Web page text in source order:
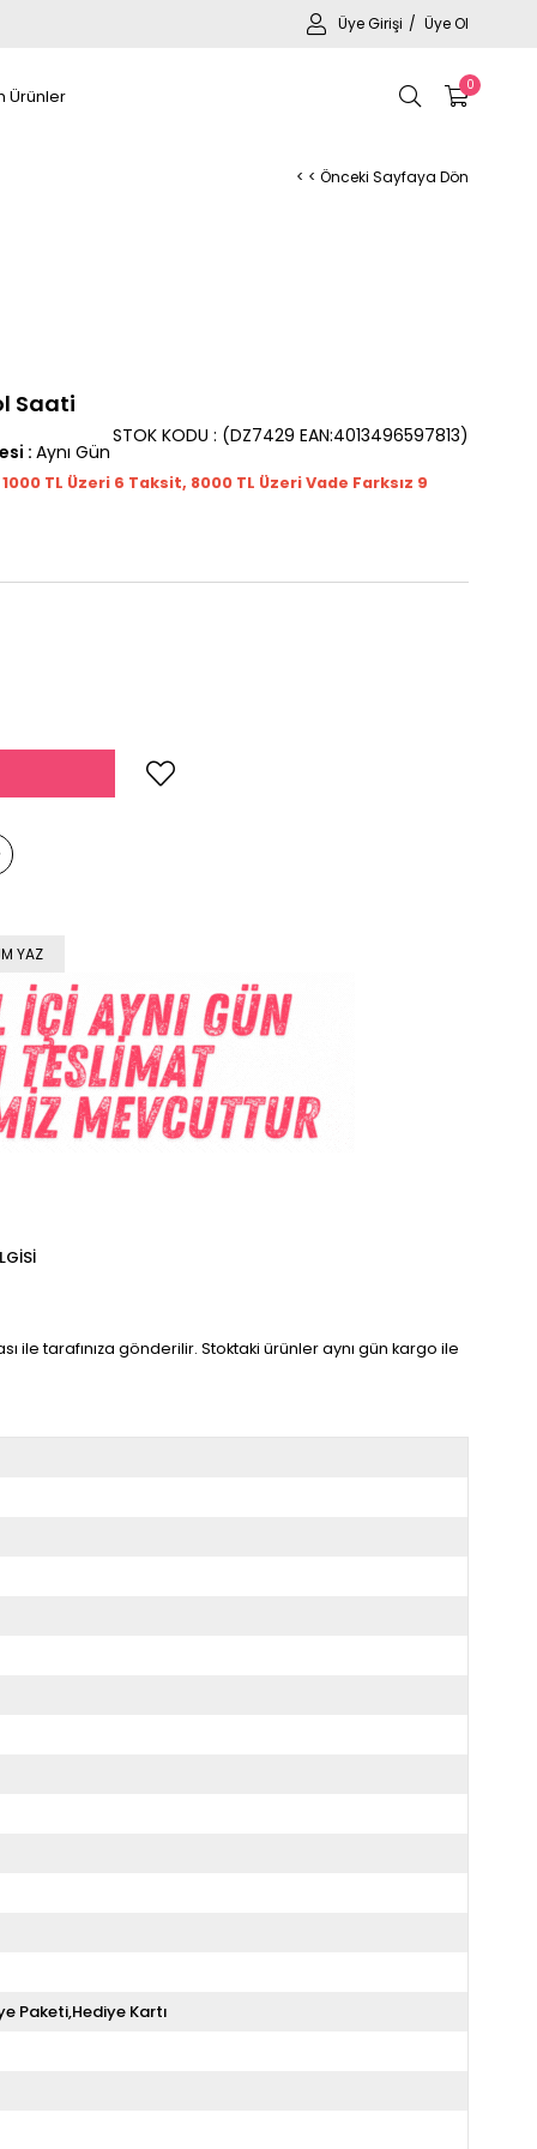
Üye Girişi Üye Ol
0
Ürünler
< < Önceki Sayfaya Dön
Saati
(DZ7429 EAN:4013496597813)
STOK KODU
: Aynı Gün
TL Üzeri 6 Taksit, 8000 TL Üzeri Vade Farksız 9
YAZ
ile tarafınıza gönderilir. Stoktaki ürünler aynı gün kargo ile
Paketi,Hediye Kartı